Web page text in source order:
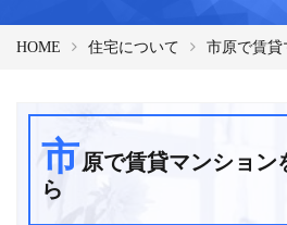
HOME 住宅について 市原で賃貸
市原で賃貸マンション
ら